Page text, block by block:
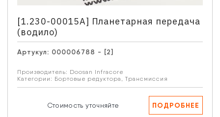
[1.230-00015А] Планетарная передача
(водило)
Артукул: 000006788 - [2]
Производитель: Doosan Infracore
Категории: Бортовые редуктора , Трансмиссия
Стоимость уточняйте ПОДРОБНЕЕ